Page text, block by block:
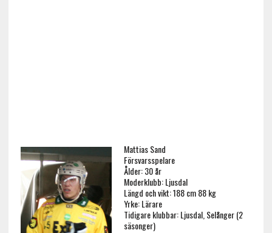
Mattias Sand
Försvarsspelare
Ålder: 30 år
Moderklubb: Ljusdal
Längd och vikt: 188 cm 88 kg
Yrke: Lärare
Tidigare klubbar: Ljusdal, Selånger (2
säsonger)